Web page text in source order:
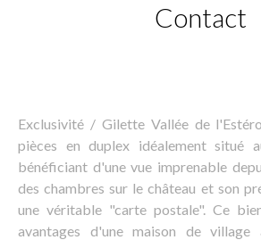
Contact
Exclusivité / Gilette Vallée de
pièces en duplex idéalement situé
bénéficiant d'une vue imprenable
des chambres sur le château et son
une véritable "carte postale". Ce
avantages d'une maison de village